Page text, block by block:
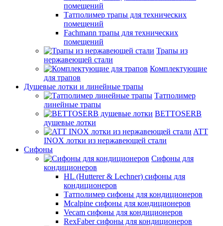
помещений
Татполимер трапы для технических
помещений
Fachmann трапы для технических
помещений
Трапы из
нержавеющей стали
Комплектующие
для трапов
Душевые лотки и линейные трапы
Татполимер
линейные трапы
BETTOSERB
душевые лотки
ATT
INOX лотки из нержавеющей стали
Сифоны
Сифоны для
кондиционеров
HL (Hutterer & Lechner) сифоны для
кондиционеров
Татполимер сифоны для кондиционеров
Mcalpine сифоны для кондиционеров
Vecam сифоны для кондиционеров
RexFaber сифоны для кондиционеров